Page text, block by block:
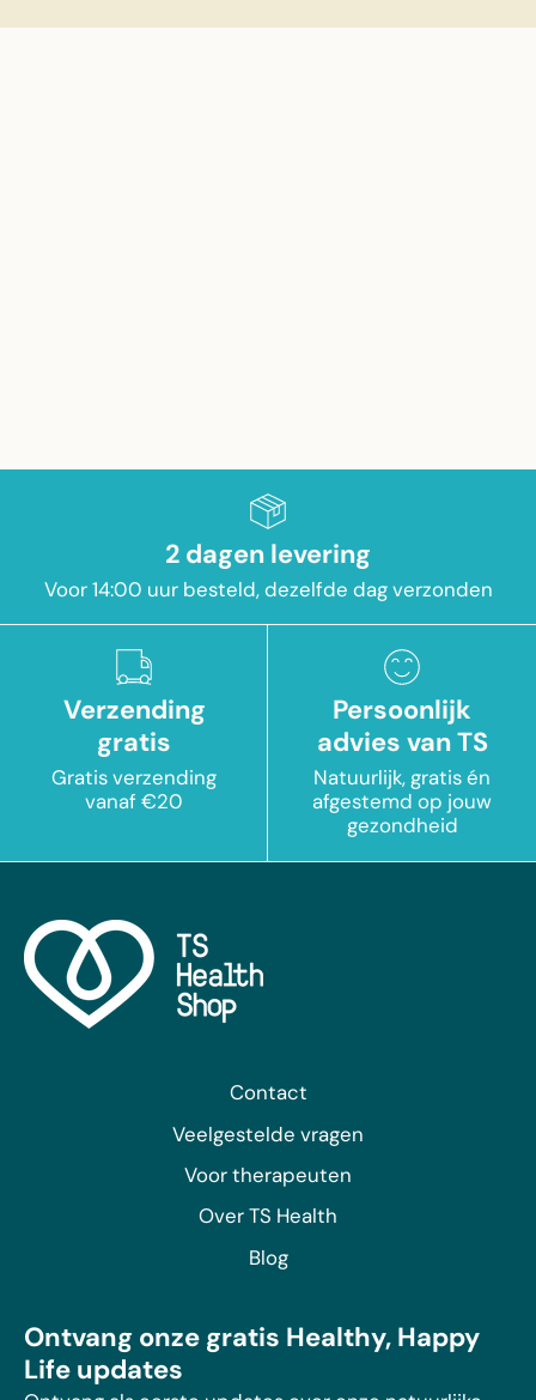
2 dagen levering
Voor 14:00 uur besteld, dezelfde dag verzonden
Verzending
gratis
Gratis verzending
vanaf €20
Persoonlijk
advies van TS
Natuurlijk, gratis én
afgestemd op jouw
gezondheid
Contact
Veelgestelde vragen
Voor therapeuten
Over TS Health
Blog
Ontvang onze gratis Healthy, Happy
Life updates